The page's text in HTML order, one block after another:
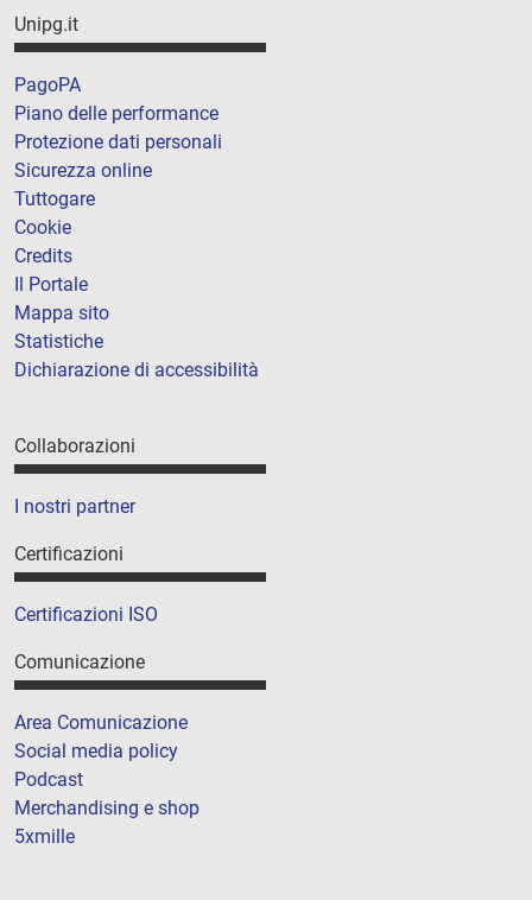
Unipg.it
PagoPA
Piano delle performance
Protezione dati personali
Sicurezza online
Tuttogare
Cookie
Credits
Il Portale
Mappa sito
Statistiche
Dichiarazione di accessibilità
Collaborazioni
I nostri partner
Certificazioni
Certificazioni ISO
Comunicazione
Area Comunicazione
Social media policy
Podcast
Merchandising e shop
5xmille